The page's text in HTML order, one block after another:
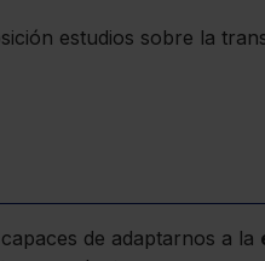
estudios sobre la
de adaptarnos a la